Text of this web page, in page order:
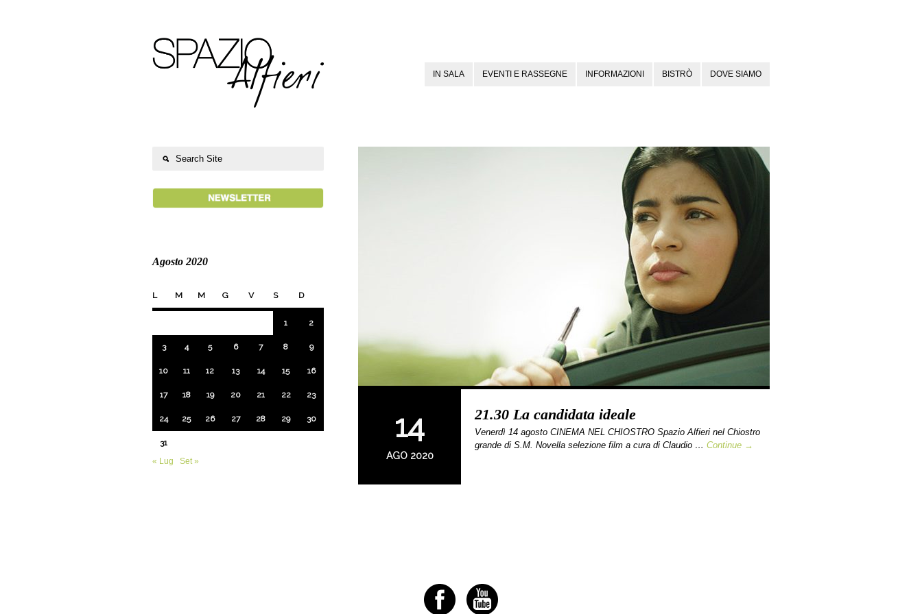
IN SALA EVENTI E RASSEGNE INFORMAZIONI BISTRÒ DOVE SIAMO
14
AGO 2020
21.30 La candidata ideale
Venerdì 14 agosto CINEMA NEL CHIOSTRO Spazio Alfieri nel Chiostro
grande di S.M. Novella selezione film a cura di Claudio … Continue →
Agosto 2020
L M M G V S D
1 2
3 4 5 6 7 8 9
10 11 12 13 14 15 16
17 18 19 20 21 22 23
24 25 26 27 28 29 30
31
« Lug
Set »